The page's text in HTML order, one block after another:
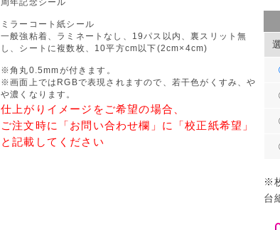
周年記念シール
ミラーコート紙シール
一般強粘着、ラミネートなし、19パス以内、裏スリット無
し、シートに複数枚、10平方cm以下(2cm×4cm)
※角丸0.5mmが付きます。
※画面上ではRGBで表現されますので、若干色がくすみ、や
や濃くなります。
仕上がりイメージをご希望の場合、
ご注文時に「お問い合わせ欄」に「校正紙希望」
と記載してください
※
台